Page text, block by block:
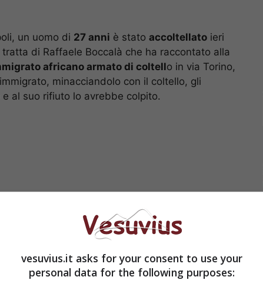
un uomo di 27 anni è stato accoltellato ieri
di Raffaele Boccalà che ha raccontato alla
africano armato di coltello in via Torino,
minacciandolo con il coltello, gli
al suo rifiuto lo avrebbe colpito.
“Loreto Mare” da un amico, dove gli sono state
vesuvius.it asks for your consent to use your
personal data for the following purposes: